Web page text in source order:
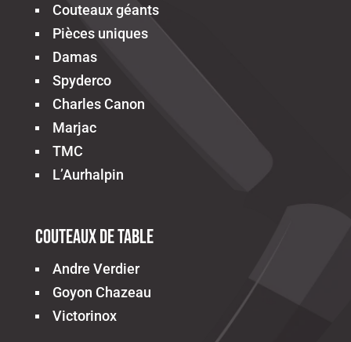
Couteaux géants
Pièces uniques
Damas
Spyderco
Charles Canon
Marjac
TMC
L’Aurhalpin
Couteaux de table
Andre Verdier
Goyon Chazeau
Victorinox